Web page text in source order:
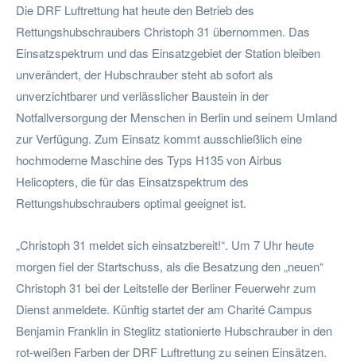
Die DRF Luftrettung hat heute den Betrieb des
Rettungshubschraubers Christoph 31 übernommen. Das
Einsatzspektrum und das Einsatzgebiet der Station bleiben
unverändert, der Hubschrauber steht ab sofort als
unverzichtbarer und verlässlicher Baustein in der
Notfallversorgung der Menschen in Berlin und seinem Umland
zur Verfügung. Zum Einsatz kommt ausschließlich eine
hochmoderne Maschine des Typs H135 von Airbus
Helicopters, die für das Einsatzspektrum des
Rettungshubschraubers optimal geeignet ist.
„Christoph 31 meldet sich einsatzbereit!“. Um 7 Uhr heute
morgen fiel der Startschuss, als die Besatzung den „neuen“
Christoph 31 bei der Leitstelle der Berliner Feuerwehr zum
Dienst anmeldete. Künftig startet der am Charité Campus
Benjamin Franklin in Steglitz stationierte Hubschrauber in den
rot-weißen Farben der DRF Luftrettung zu seinen Einsätzen.